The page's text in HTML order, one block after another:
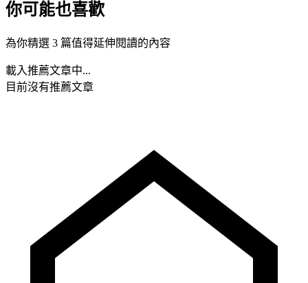
你可能也喜歡
為你精選 3 篇值得延伸閱讀的內容
載入推薦文章中...
目前沒有推薦文章